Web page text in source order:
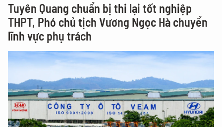
Tuyên Quang chuẩn bị thi lại tốt nghiệp
THPT, Phó chủ tịch Vương Ngọc Hà chuyển
lĩnh vực phụ trách